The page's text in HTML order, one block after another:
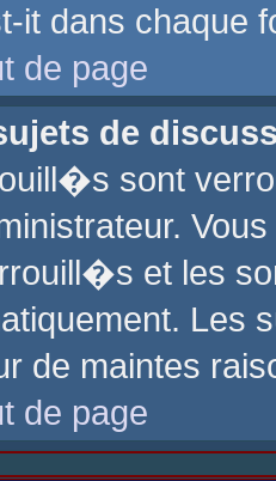
it dans chaque
de page
de
sont
et les
Les
de maintes
de page